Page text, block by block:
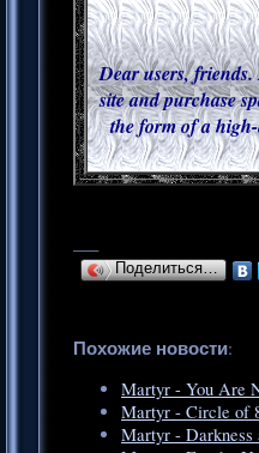
Dear users,
site and purchase
the form of a
Поделиться…
Похожие новости:
Martyr - You Are
Martyr - Circle of
Martyr - Darkness